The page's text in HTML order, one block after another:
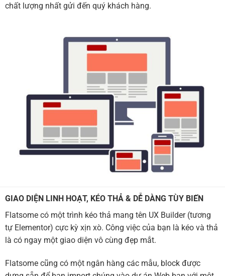
chất lượng nhất gửi đến quý khách hàng.
GIAO DIỆN LINH HOẠT, KÉO THẢ & DỄ DÀNG TÙY BIẾN
Flatsome có một trình kéo thả mang tên UX Builder (tương
tự Elementor) cực kỳ xịn xò. Công việc của bạn là kéo và thả
là có ngay một giao diện vô cùng đẹp mắt.
Flatsome cũng có một ngân hàng các mẫu, block được